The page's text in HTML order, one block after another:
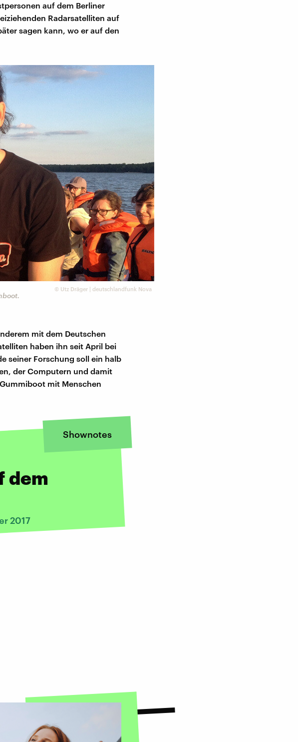
auf dem Berliner
Radarsatelliten auf
sagen kann, wo er auf den
© Utz Dräger | deutschlandfunk Nova
mit dem Deutschen
haben ihn seit April bei
seiner Forschung soll ein halb
der Computern und damit
mit Menschen
Shownotes
dem
2017